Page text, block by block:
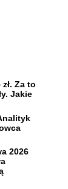
Za to
Jakie
2026